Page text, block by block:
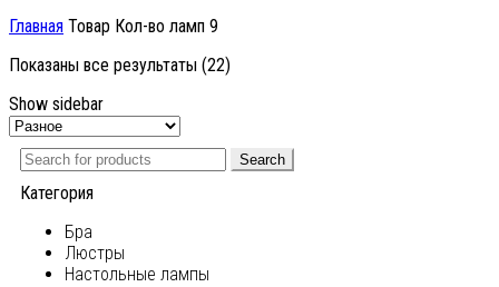
Главная Товар Кол-во ламп 9
Показаны все результаты (22)
Show sidebar
Search
Категория
Бра
Люстры
Настольные лампы